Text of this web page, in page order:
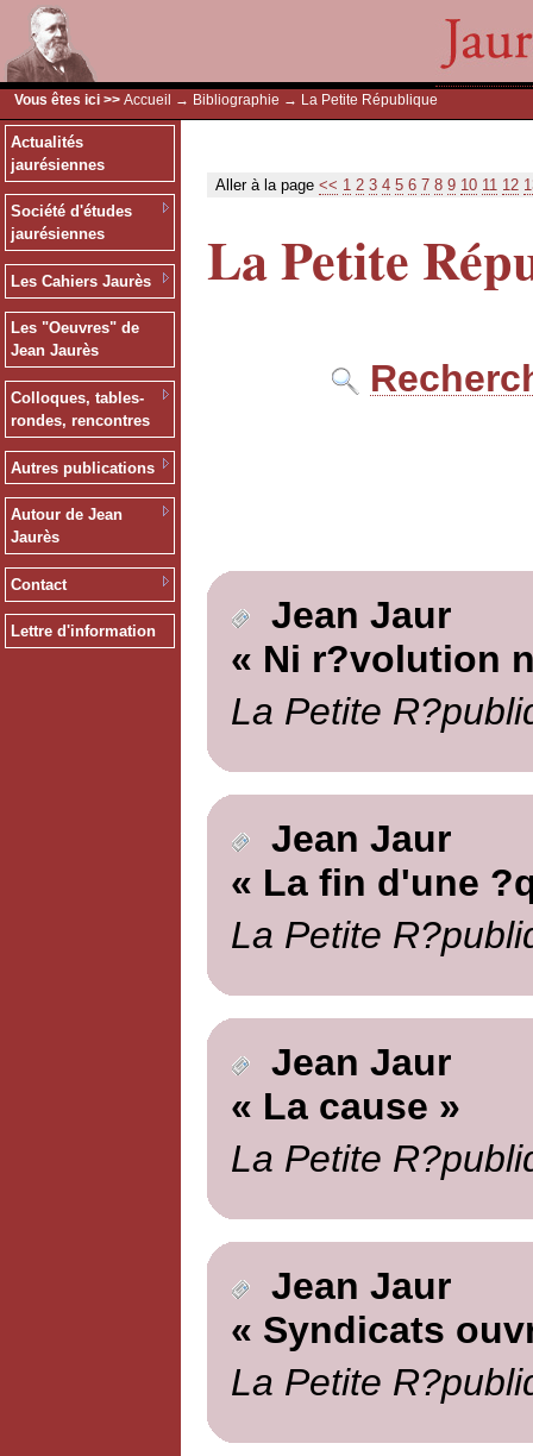
Vous êtes ici >> Accueil → Bibliographie → La Petite République
Actualités
jaurésiennes
Société d'études
jaurésiennes
Les Cahiers Jaurès
Les "Oeuvres" de
Jean Jaurès
Colloques, tables-
rondes, rencontres
Autres publications
Autour de Jean
Jaurès
Contact
Lettre d'information
Aller à la page << 1 2 3 4 5 6 7 8 9 10 11 12
La Petite
Jean Jaur
« Ni r?volution
La Petite
Jean Jaur
« La fin d'une
La Petite
Jean Jaur
« La cause »
La Petite
Jean Jaur
« Syndicats
La Petite